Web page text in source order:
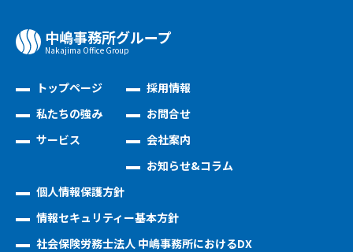
中嶋事務所グループ
Nakajima Oﬃce Group
トップページ
私たちの強み
サービス
採用情報
お問合せ
会社案内
お知らせ&コラム
個人情報保護方針
情報セキュリティー基本方針
社会保険労務士法人 中嶋事務所におけるDX